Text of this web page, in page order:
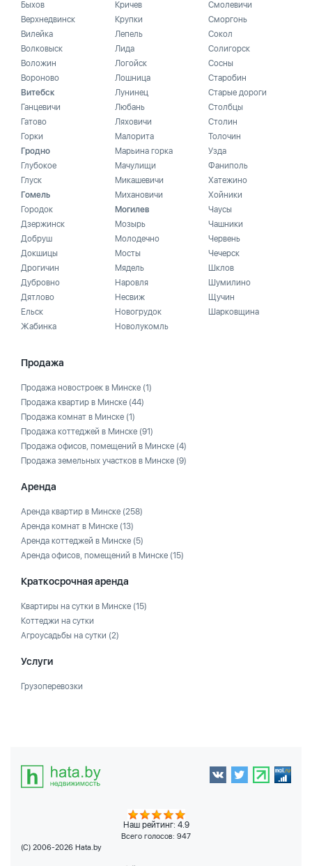
Быхов
Верхнедвинск
Вилейка
Волковыск
Воложин
Вороново
Витебск
Ганцевичи
Гатово
Горки
Гродно
Глубокое
Глуск
Гомель
Городок
Дзержинск
Добруш
Докшицы
Дрогичин
Дубровно
Дятлово
Ельск
Жабинка
Кричев
Крупки
Лепель
Лида
Логойск
Лошница
Лунинец
Любань
Ляховичи
Малорита
Марьина горка
Мачулищи
Микашевичи
Михановичи
Могилев
Мозырь
Молодечно
Мосты
Мядель
Наровля
Несвиж
Новогрудок
Новолукомль
Смолевичи
Сморгонь
Сокол
Солигорск
Сосны
Старобин
Старые дороги
Столбцы
Столин
Толочин
Узда
Фаниполь
Хатежино
Хойники
Чаусы
Чашники
Червень
Чечерск
Шклов
Шумилино
Щучин
Шарковщина
Продажа
Продажа новостроек в Минске (1)
Продажа квартир в Минске (44)
Продажа комнат в Минске (1)
Продажа коттеджей в Минске (91)
Продажа офисов, помещений в Минске (4)
Продажа земельных участков в Минске (9)
Аренда
Аренда квартир в Минске (258)
Аренда комнат в Минске (13)
Аренда коттеджей в Минске (5)
Аренда офисов, помещений в Минске (15)
Краткосрочная аренда
Квартиры на сутки в Минске (15)
Коттеджи на сутки
Агроусадьбы на сутки (2)
Услуги
Грузоперевозки
Наш рейтинг: 4.9
Всего голосов: 947
(C) 2006-2026 Hata.by